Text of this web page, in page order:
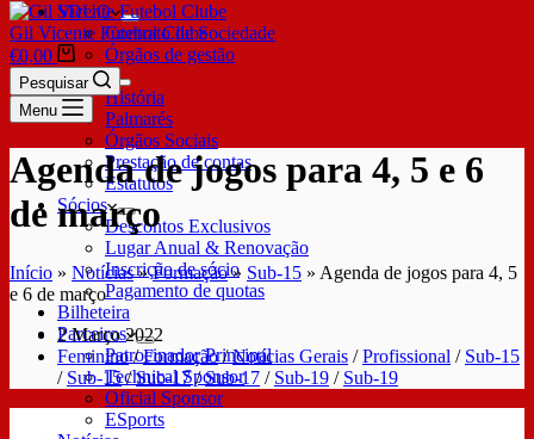
SDUQ
Contrato de Sociedade
Órgãos de gestão
Clube
História
Palmarés
Órgãos Sociais
Prestação de contas
Estatutos
Sócios
Descontos Exclusivos
Lugar Anual & Renovação
Inscrição de sócio
Pagamento de quotas
Bilheteira
Parceiros
Patrocinador Principal
Technical Sponsor
Oficial Sponsor
ESports
Gil Vicente Futebol Clube
€0,00
Pesquisar
Menu
Agenda de jogos para 4, 5 e 6
de março
Início » Notícias»Formação» Sub-15 » Agenda de jogos para 4, 5
e 6 de março
2 Março 2022
Feminino/Formação/Notícias Gerais /Profissional / Sub-15
/ Sub-15/Sub-17/Sub-17 / Sub-19 / Sub-19